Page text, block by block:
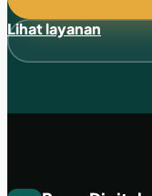
Lihat layanan